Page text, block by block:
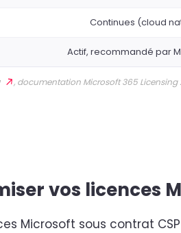
Continues (cloud
Actif, recommandé par
, documentation Microsoft 365 Licensing
vos licences
Microsoft sous contrat